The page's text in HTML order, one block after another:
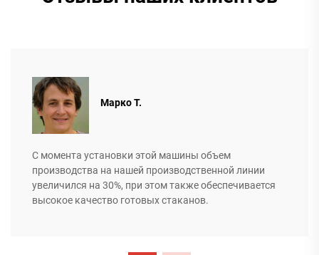
Марко Т.
С момента установки этой машины объем
производства на нашей производственной линии
увеличился на 30%, при этом также обеспечивается
высокое качество готовых стаканов.